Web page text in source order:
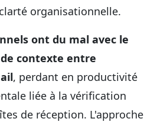
organisationnelle.
ont du mal avec le
contexte entre
, perdant en productivité
liée à la vérification
de réception. L'approche